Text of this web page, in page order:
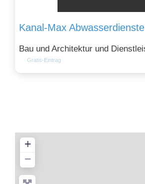
Kanal-Max Abwasserdienste
Gratis-Eintrag
+
−